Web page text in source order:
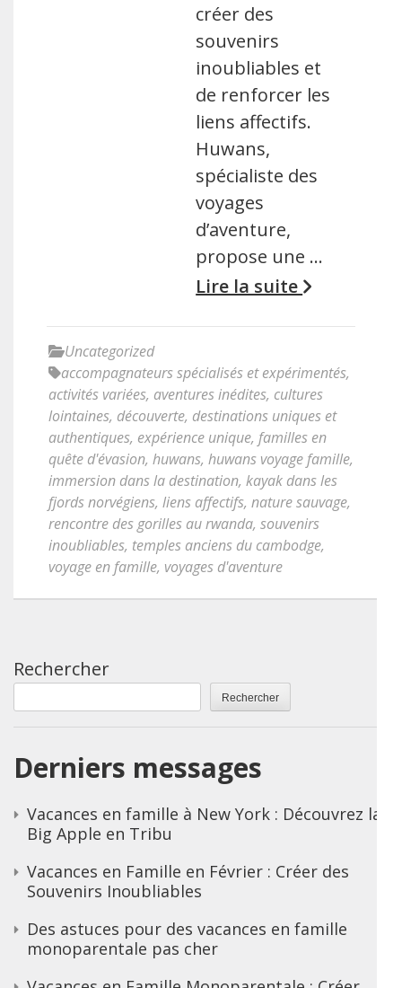
créer des
souvenirs
inoubliables et
de renforcer les
liens affectifs.
Huwans,
spécialiste des
voyages
d’aventure,
propose une …
Lire la suite
Uncategorized
accompagnateurs spécialisés et expérimentés,
activités variées, aventures inédites, cultures
lointaines, découverte, destinations uniques et
authentiques, expérience unique, familles en
quête d'évasion, huwans, huwans voyage famille,
immersion dans la destination, kayak dans les
fjords norvégiens, liens affectifs, nature sauvage,
rencontre des gorilles au rwanda, souvenirs
inoubliables, temples anciens du cambodge,
voyage en famille, voyages d'aventure
Rechercher
Rechercher
Derniers messages
Vacances en famille à New York : Découvrez la
Big Apple en Tribu
Vacances en Famille en Février : Créer des
Souvenirs Inoubliables
Des astuces pour des vacances en famille
monoparentale pas cher